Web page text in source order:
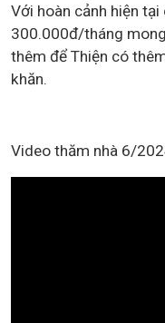
Với hoàn cảnh hiện
300.000đ/tháng mong
thêm đểThiện có
khăn.
Video thăm nhà 6/